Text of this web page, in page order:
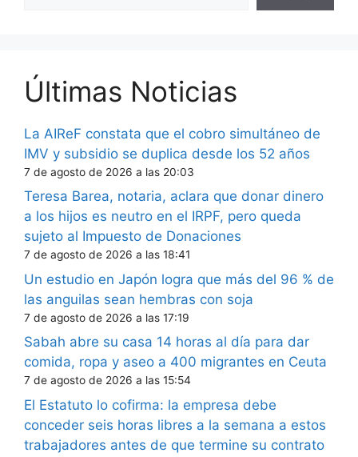
Últimas Noticias
La AIReF constata que el cobro simultáneo de
IMV y subsidio se duplica desde los 52 años
7 de agosto de 2026 a las 20:03
Teresa Barea, notaria, aclara que donar dinero
a los hijos es neutro en el IRPF, pero queda
sujeto al Impuesto de Donaciones
7 de agosto de 2026 a las 18:41
Un estudio en Japón logra que más del 96 % de
las anguilas sean hembras con soja
7 de agosto de 2026 a las 17:19
Sabah abre su casa 14 horas al día para dar
comida, ropa y aseo a 400 migrantes en Ceuta
7 de agosto de 2026 a las 15:54
El Estatuto lo cofirma: la empresa debe
conceder seis horas libres a la semana a estos
trabajadores antes de que termine su contrato